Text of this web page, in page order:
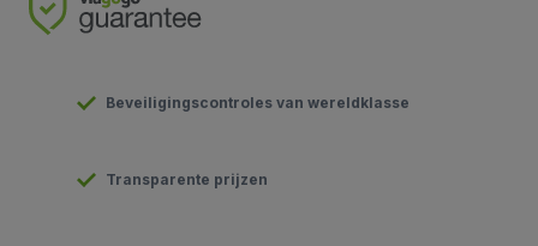
Beveiligingscontroles van wereldklasse
Transparente prijzen